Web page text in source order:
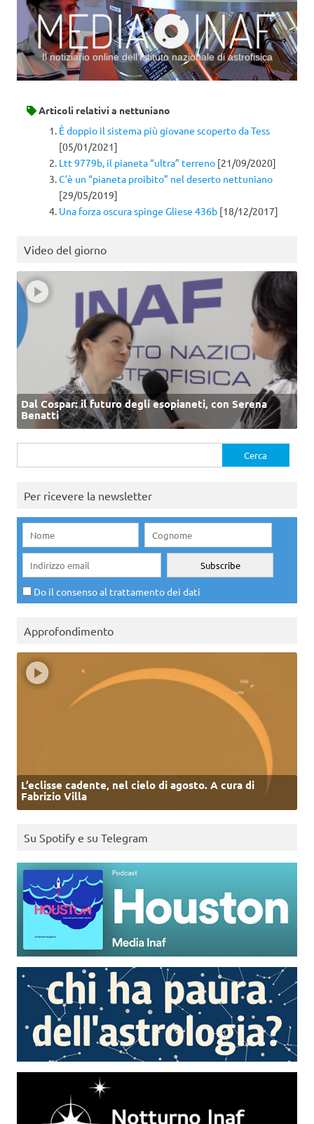
Il notiziario online dell’Istituto nazionale di astrofisica
Articoli relativi a nettuniano
È doppio il sistema più giovane scoperto da Tess
[05/01/2021]
Ltt 9779b, il pianeta “ultra” terreno [21/09/2020]
C’è un “pianeta proibito” nel deserto nettuniano
[29/05/2019]
Una forza oscura spinge Gliese 436b [18/12/2017]
Video del giorno
Dal Cospar: il futuro degli esopianeti, con Serena
Benatti
per:
Per ricevere la newsletter
Do il consenso al trattamento dei dati
Approfondimento
L’eclisse cadente, nel cielo di agosto. A cura di
Fabrizio Villa
Su Spotify e su Telegram